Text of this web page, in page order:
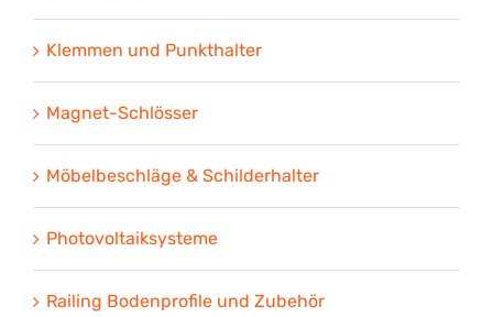
Klemmen und Punkthalter
Magnet-Schlösser
Möbelbeschläge & Schilderhalter
Photovoltaiksysteme
Railing Bodenprofile und Zubehör